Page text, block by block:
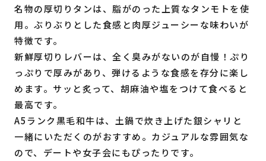
名物の厚切りタンは、脂がのった上質なタンモトを使
用。ぶりぶりとした食感と肉厚ジューシーな味わいが
特徴です。
新鮮厚切りレバーは、全く臭みがないのが自慢！ぷり
っぷりで厚みがあり、弾けるような食感を存分に楽し
めます。サッと炙って、胡麻油や塩をつけて食べると
最高です。
A5ランク黒毛和牛は、土鍋で炊き上げた銀シャリと
一緒にいただくのがおすすめ。カジュアルな雰囲気な
ので、デートや女子会にもぴったりです。